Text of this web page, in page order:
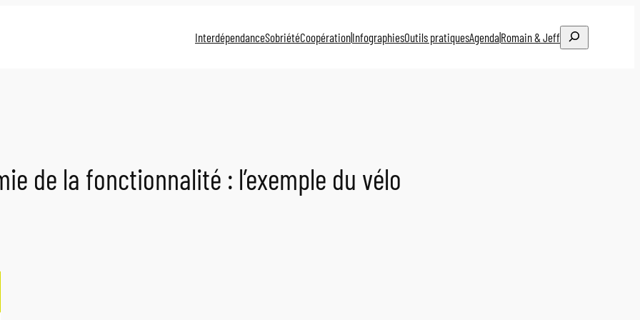
InterdépendanceSobriétéCoopérationInfographiesOutils pratiquesAgendaRomain & JeffRechercher
de la fonctionnalité : l’exemple du vélo